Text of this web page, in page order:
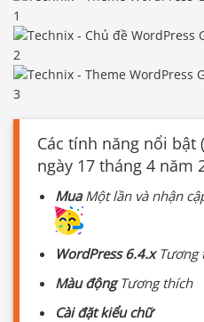
Các tính năng nổi bật
ngày 17 tháng 4 năm
MuaMột lần và nhận
WordPress 6.4.xTương
Màu độngTương thích
Cài đặt kiểu chữ